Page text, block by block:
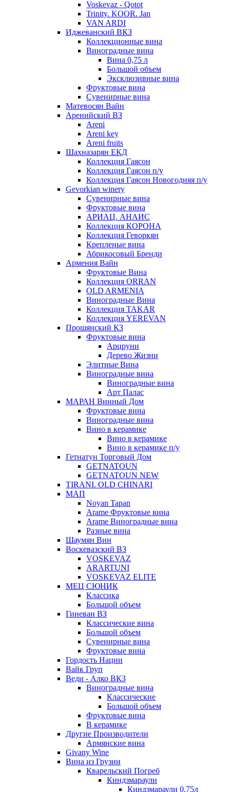
Voskevaz - Qotot
Trinity. KOOR. Jan
VAN ARDI
Иджеванский ВКЗ
Коллекционные вина
Виноградные вина
Вина 0,75 л
Большой объем
Эксклюзивные вина
Фруктовые вина
Cувенирные вина
Матевосян Вайн
Аренийский ВЗ
Areni
Areni key
Areni fruits
Шахназарян ЕКД
Коллекция Гаясон
Коллекция Гаясон п/у
Коллекция Гаясон Новогодняя п/у
Gevorkian winery
Сувенирные вина
Фруктовые вина
АРИАЦ. АНАИС
Коллекция КОРОНА
Коллекция Геворкян
Крепленые вина
Абрикосовый Бренди
Армения Вайн
Фруктовые Вина
Коллекция ORRAN
OLD ARMENIA
Виноградные Вина
Коллекция TAKAR
Коллекция YEREVAN
Прошянский КЗ
Фруктовые вина
Арцруни
Дерево Жизни
Элитные Вина
Виноградные вина
Виноградные вина
Арт Палас
МАРАН Винный Дом
Фруктовые вина
Виноградные вина
Вино в керамике
Вино в керамике
Вино в керамике п/у
Гетнатун Торговый Дом
GETNATOUN
GETNATOUN NEW
TIRANI. OLD CHINARI
МАП
Noyan Tapan
Arame Фруктовые вина
Arame Виноградные вина
Разные вина
Шаумян Вин
Воскевазский ВЗ
VOSKEVAZ
ARARTUNI
VOSKEVAZ ELITE
МЕЦ СЮНИК
Классика
Большой объем
Гиневан ВЗ
Классические вина
Большой объем
Сувенирные вина
Фруктовые вина
Гордость Нации
Вайк Груп
Веди - Алко ВКЗ
Виноградные вина
Классические
Большой объем
Фруктовые вина
В керамике
Другие Производители
Армянские вина
Givany Wine
Вина из Грузии
Кварельский Погреб
Киндзмараули
Киндзмараули 0,75л